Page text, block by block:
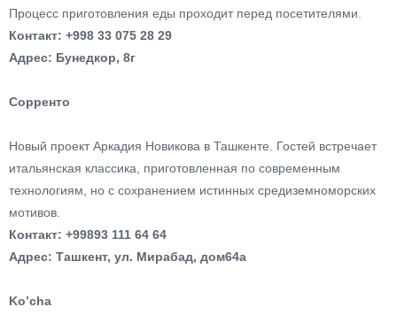
Процесс приготовления еды проходит перед посетителями.
Контакт: +998 33 075 28 29
Адрес: Бунедкор, 8г
Сорренто
Новый проект Аркадия Новикова в Ташкенте. Гостей встречает
итальянская классика, приготовленная по современным
технологиям, но с сохранением истинных средиземноморских
мотивов.
Контакт: +99893 111 64 64
Адрес: Ташкент, ул. Мирабад, дом64а
Ko’cha